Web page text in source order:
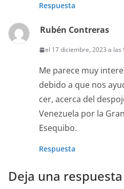
Respuesta
Rubén Contreras
el 17 diciembre, 2023 a las
Me parece muy
debido a que nos
cer, acer­ca del
Venezuela por la
Esequibo.
Respuesta
Deja una respuesta